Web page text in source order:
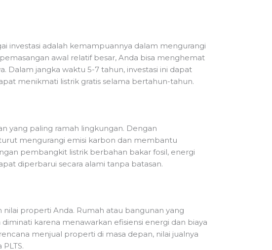
investasi adalah kemampuannya dalam mengurangi
awal relatif besar, Anda bisa menghemat
Dalam jangka waktu 5-7 tahun, investasi ini dapat
menikmati listrik gratis selama bertahun-tahun.
yang paling ramah lingkungan. Dengan
mengurangi emisi karbon dan membantu
pembangkit listrik berbahan bakar fosil, energi
diperbarui secara alami tanpa batasan.
properti Anda. Rumah atau bangunan yang
karena menawarkan efisiensi energi dan biaya
menjual properti di masa depan, nilai jualnya